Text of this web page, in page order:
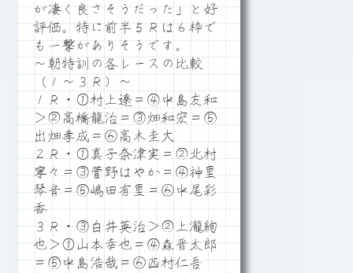
が凄く良さそうだった」と好
評価。特に前半５Ｒは６枠で
も一撃がありそうです。
～朝特訓の各レースの比較
（１～３Ｒ）～
１Ｒ・①村上遼＝④中島友和
＞②高橋龍治＝③畑和宏＝⑤
出畑孝成＝⑥高木圭大
２Ｒ・①真子奈津実＝②北村
寧々＝③菅野はやか＝④神里
琴音＝⑤嶋田有里＝⑥中尾彩
香
３Ｒ・③白井英治＞②上瀧絢
也＞①山本幸也＝④森晋太郎
＝⑤中島浩哉＝⑥西村仁吾